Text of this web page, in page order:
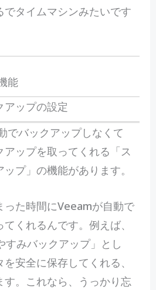
でタイムマシンみたいです
能
アップの設定
でバックアップしなくて
アップを取ってくれる「ス
プ」の機能があります。
った時間にVeeamが自動で
くれるんです。例えば、
すみバックアップ」とし
安全に保存してくれる、
す。これなら、うっかり忘